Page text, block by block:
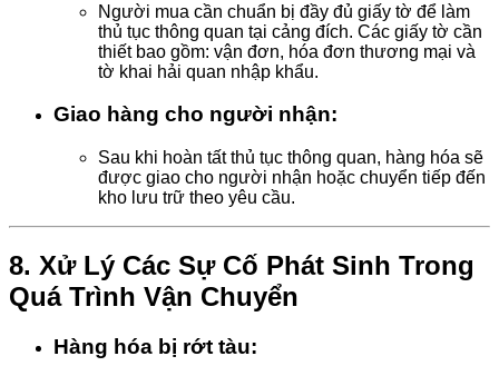
Người mua cần chuẩn bị đầy đủ giấy tờ để làm
thủ tục thông quan tại cảng đích. Các giấy tờ cần
thiết bao gồm: vận đơn, hóa đơn thương mại và
tờ khai hải quan nhập khẩu.
Giao hàng cho người nhận:
Sau khi hoàn tất thủ tục thông quan, hàng hóa sẽ
được giao cho người nhận hoặc chuyển tiếp đến
kho lưu trữ theo yêu cầu.
8. Xử Lý Các Sự Cố Phát Sinh Trong
Quá Trình Vận Chuyển
Hàng hóa bị rớt tàu: